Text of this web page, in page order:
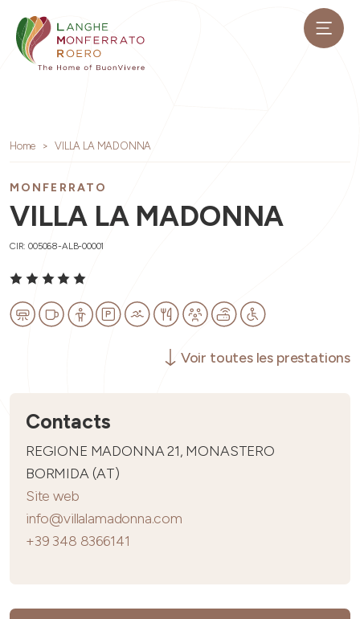
Home VILLA LA MADONNA
MONFERRATO
VILLA LA MADONNA
CIR: 005068-ALB-00001
Voir toutes les prestations
Contacts
REGIONE MADONNA 21, MONASTERO
BORMIDA (AT)
Site web
info@villalamadonna.com
+39 348 8366141